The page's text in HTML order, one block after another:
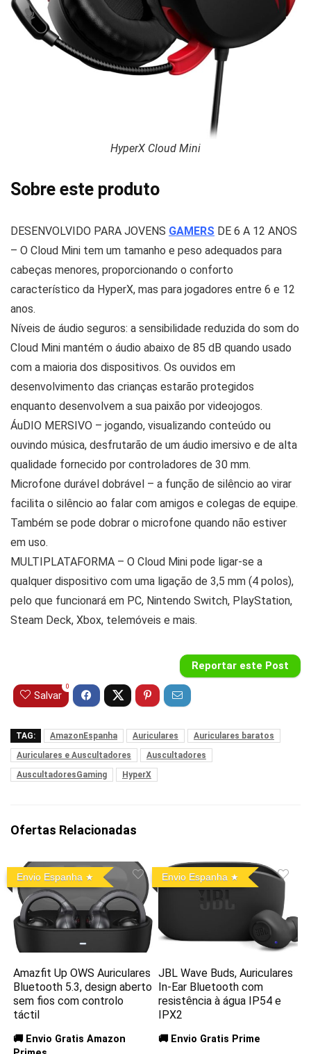
HyperX Cloud Mini
Sobre este produto
DESENVOLVIDO PARA JOVENS GAMERS DE 6 A 12 ANOS
– O Cloud Mini tem um tamanho e peso adequados para
cabeças menores, proporcionando o conforto
característico da HyperX, mas para jogadores entre 6 e 12
anos.
Níveis de áudio seguros: a sensibilidade reduzida do som do
Cloud Mini mantém o áudio abaixo de 85 dB quando usado
com a maioria dos dispositivos. Os ouvidos em
desenvolvimento das crianças estarão protegidos
enquanto desenvolvem a sua paixão por videojogos.
ÁuDIO MERSIVO – jogando, visualizando conteúdo ou
ouvindo música, desfrutarão de um áudio imersivo e de alta
qualidade fornecido por controladores de 30 mm.
Microfone durável dobrável – a função de silêncio ao virar
facilita o silêncio ao falar com amigos e colegas de equipe.
Também se pode dobrar o microfone quando não estiver
em uso.
MULTIPLATAFORMA – O Cloud Mini pode ligar-se a
qualquer dispositivo com uma ligação de 3,5 mm (4 polos),
pelo que funcionará em PC, Nintendo Switch, PlayStation,
Steam Deck, Xbox, telemóveis e mais.
Reportar este Post
Salvar
0
TAG: AmazonEspanha Auriculares
Auriculares baratos
Auriculares e Auscultadores
Auscultadores
AuscultadoresGaming
HyperX
Ofertas Relacionadas
Envio Espanha
Amazfit Up OWS Auriculares
Bluetooth 5.3, design aberto
sem fios com controlo
táctil
🚚 Envio Gratis Amazon
Envio Espanha
JBL Wave Buds, Auriculares
In-Ear Bluetooth com
resistência à água IP54 e
IPX2
🚚 Envio Gratis Prime